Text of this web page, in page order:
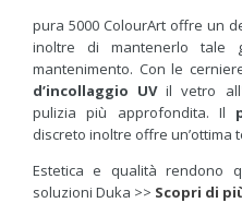
pura 5000 ColourArt offre un
inoltre di mantenerlo tale
mantenimento. Con le
d’incollaggio UVil vetro
pulizia più approfondita. Il
discreto inoltre offre un’ottima
Estetica e qualità rendono
soluzioni Duka >> Scopri di